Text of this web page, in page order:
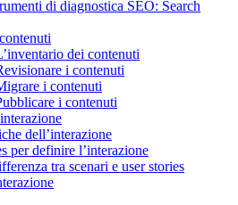
di diagnostica SEO: Search
dei contenuti
i contenuti
i contenuti
i contenuti
dell’interazione
per definire l’interazione
tra scenari e user stories